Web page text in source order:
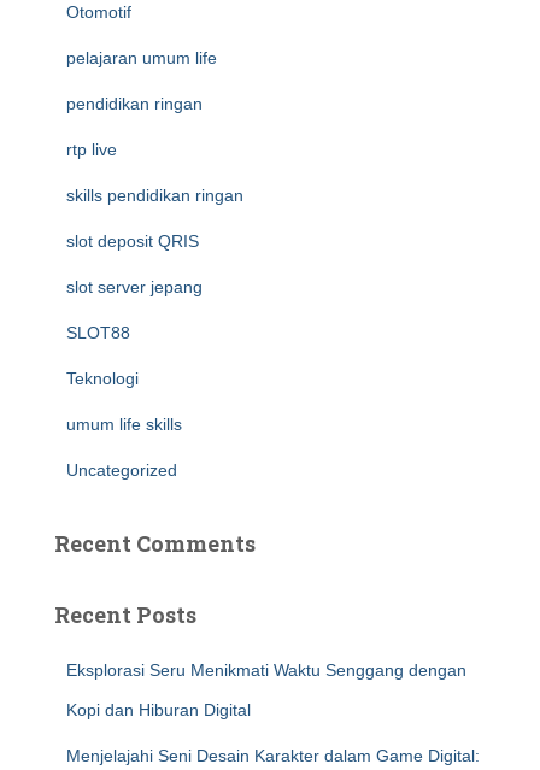
Otomotif
pelajaran umum life
pendidikan ringan
rtp live
skills pendidikan ringan
slot deposit QRIS
slot server jepang
SLOT88
Teknologi
umum life skills
Uncategorized
Recent Comments
Recent Posts
Eksplorasi Seru Menikmati Waktu Senggang dengan
Kopi dan Hiburan Digital
Menjelajahi Seni Desain Karakter dalam Game Digital: